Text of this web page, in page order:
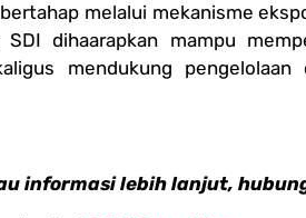
melalui mekanisme
SDI dihaarapkan mampu
mendukung
informasi lebih lanjut,